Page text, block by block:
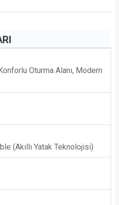
Oturma Alanı, Modern
(Akıllı Yatak Teknolojisi)